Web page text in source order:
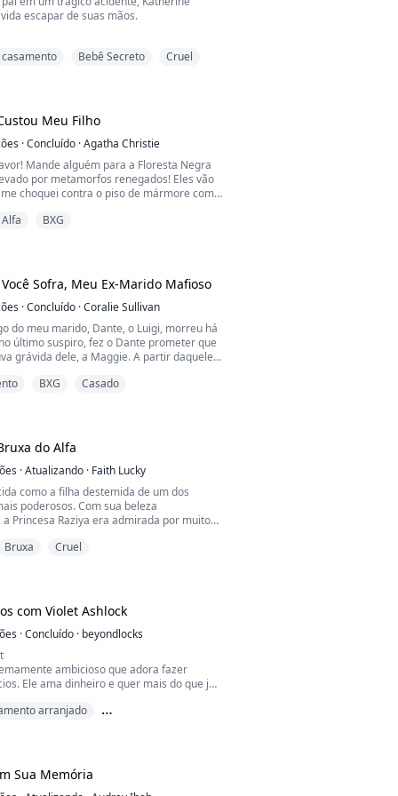
escapar de suas mãos.
nunca viu e a gerar o herdeiro de uma
do mesmo acidente e permanece em
perspectiva de despertar.
compre...
Bebê Secreto Cruel
Meu Filho
·Concluído ·Agatha Christie
Mande alguém para a Floresta Negra
por metamorfos renegados! Eles vão
choquei contra o piso de mármore com
doente... mentin...
Alfa BXG
Sofra, Meu Ex-Marido Mafioso
·Concluído ·Coralie Sullivan
do meu marido, Dante, o Luigi, morreu há
último suspiro, fez o Dante prometer que
grávida dele, a Maggie. A partir daquele
grávida de apenas quatro meses.
um ...
BXG Casado
do Alfa
·Atualizando · Faith Lucky
como a filha destemida de um dos
poderosos. Com sua beleza
Princesa Raziya era admirada por muitos,
sentia intocável.
um lobo, mas o gamma de um Alfa
Bruxa Cruel
com Violet Ashlock
·Concluído · beyondlocks
ambicioso que adora fazer
Ele ama dinheiro e quer mais do que já
infelizmente seus pais arranjaram um
arranjado
Sua Memória